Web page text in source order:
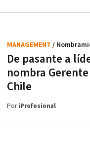
De pasante a
nombra
Chile
MANAGEMENT /
PoriProfesional